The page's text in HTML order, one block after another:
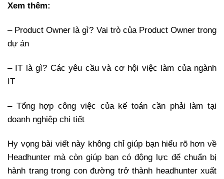
Xem thêm:
– Product Owner là gì? Vai trò của Product Owner trong
dự án
– IT là gì? Các yêu cầu và cơ hội việc làm của ngành
IT
– Tổng hợp công việc của kế toán cần phải làm tại
doanh nghiệp chi tiết
Hy vọng bài viết này không chỉ giúp bạn hiểu rõ hơn về
Headhunter mà còn giúp bạn có động lực để chuẩn bị
hành trang trong con đường trở thành headhunter xuất